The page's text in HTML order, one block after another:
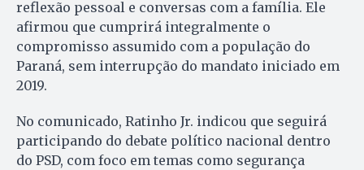
reflexão pessoal e conversas com a família. Ele
afirmou que cumprirá integralmente o
compromisso assumido com a população do
Paraná, sem interrupção do mandato iniciado em
2019.
No comunicado, Ratinho Jr. indicou que seguirá
participando do debate político nacional dentro
do PSD, com foco em temas como segurança